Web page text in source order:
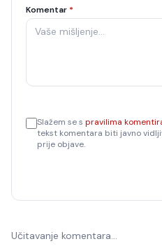
Komentar *
Slažem se s pravilima
tekst komentara biti javno
prije objave.
Učitavanje komentara…